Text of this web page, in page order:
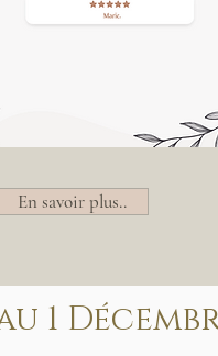
En savoir plus..
1